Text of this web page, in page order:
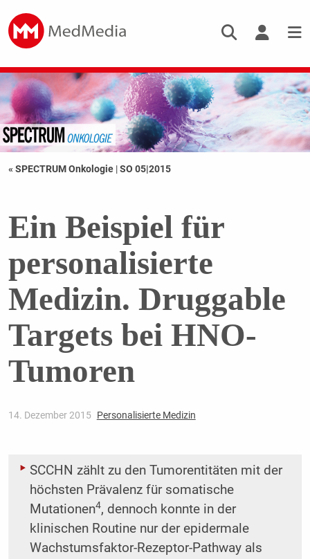
« SPECTRUM Onkologie |SO 05|2015
Ein Beispiel für
personalisierte
Medizin. Druggable
Targets bei HNO-
Tumoren
14. Dezember 2015 Personalisierte Medizin
SCCHN zählt zu den Tumorentitäten mit der
höchsten Prävalenz für somatische
Mutationen4, dennoch konnte in der
klinischen Routine nur der epidermale
Wachstumsfaktor-Rezeptor-Pathway als